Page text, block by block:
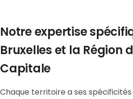
Notre expertise
Bruxelles et la Région
Capitale
Chaque territoire a ses